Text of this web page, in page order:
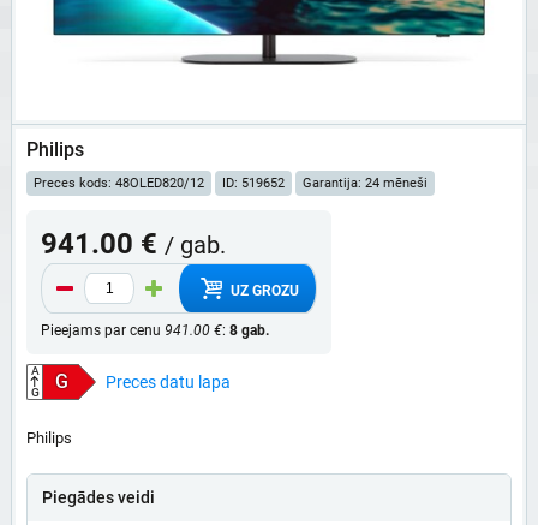
Philips
Preces kods: 48OLED820/12 ID: 519652 Garantija: 24 mēneši
941.00 € / gab.
UZ GROZU
Pieejams par cenu 941.00 €: 8 gab.
A
G
G Preces datu lapa
Philips
Piegādes veidi